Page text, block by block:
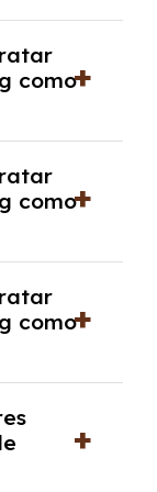
por
revisar
con un
como
solvencia
como
la empresa
como
y, en
un pago